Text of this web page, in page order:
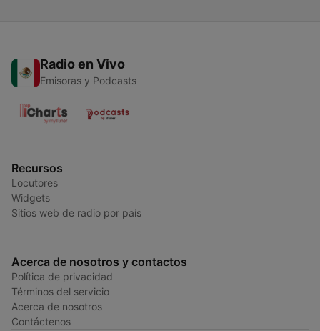
Radio en Vivo
Emisoras y Podcasts
Recursos
Locutores
Widgets
Sitios web de radio por país
Acerca de nosotros y contactos
Política de privacidad
Términos del servicio
Acerca de nosotros
Contáctenos